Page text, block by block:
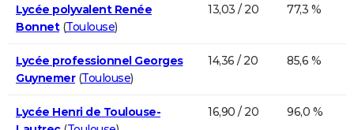
Lycée polyvalent Renée
Bonnet(Toulouse)
13,03 / 20 77,3 %
Lycée professionnel Georges
Guynemer(Toulouse)
14,36 / 20 85,6 %
Lycée Henri de Toulouse-
16,90 / 20 96,0 %